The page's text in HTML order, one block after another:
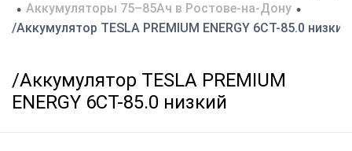
• Аккумуляторы 75–85Ач в Ростове-на-Дону •
/Аккумулятор TESLA PREMIUM ENERGY 6СТ-85.0 низкий
/Аккумулятор TESLA PREMIUM
ENERGY 6СТ-85.0 низкий